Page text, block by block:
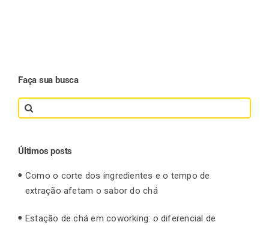
Faça sua busca
Search
for:
Últimos posts
Como o corte dos ingredientes e o tempo de
extração afetam o sabor do chá
Estação de chá em coworking: o diferencial de